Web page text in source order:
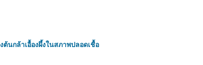
นกล้าเอื้องผึ้งในสภาพปลอดเชื้อ